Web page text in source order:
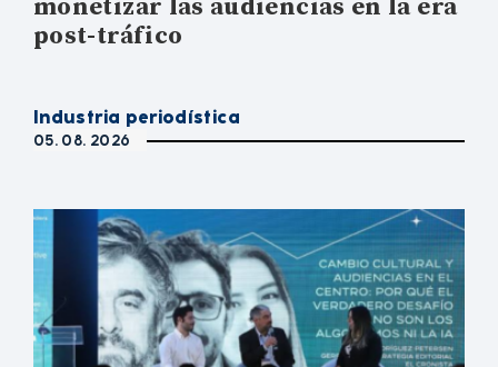
monetizar las audiencias en la era
post-tráfico
Industria periodística
05. 08. 2026